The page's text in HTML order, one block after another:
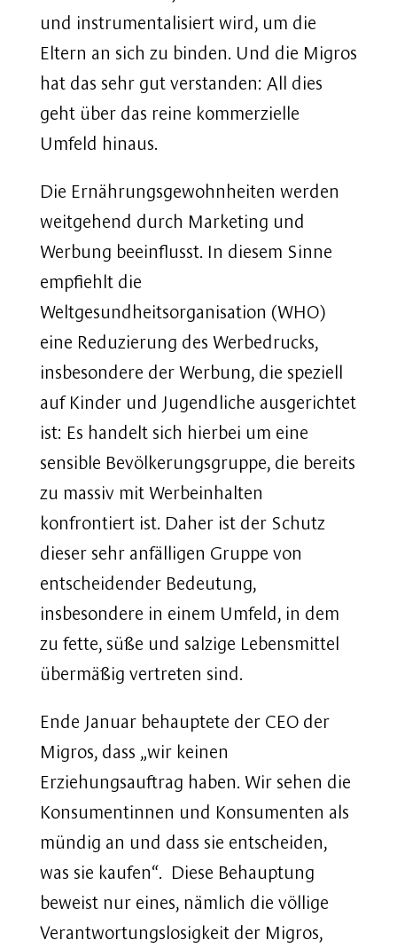
und instrumentalisiert wird, um die
Eltern an sich zu binden. Und die Migros
hat das sehr gut verstanden: All dies
geht über das reine kommerzielle
Umfeld hinaus.
Die Ernährungsgewohnheiten werden
weitgehend durch Marketing und
Werbung beeinflusst. In diesem Sinne
empfiehlt die
Weltgesundheitsorganisation (WHO)
eine Reduzierung des Werbedrucks,
insbesondere der Werbung, die speziell
auf Kinder und Jugendliche ausgerichtet
ist: Es handelt sich hierbei um eine
sensible Bevölkerungsgruppe, die bereits
zu massiv mit Werbeinhalten
konfrontiert ist. Daher ist der Schutz
dieser sehr anfälligen Gruppe von
entscheidender Bedeutung,
insbesondere in einem Umfeld, in dem
zu fette, süße und salzige Lebensmittel
übermäßig vertreten sind.
Ende Januar behauptete der CEO der
Migros, dass „wir keinen
Erziehungsauftrag haben. Wir sehen die
Konsumentinnen und Konsumenten als
mündig an und dass sie entscheiden,
was sie kaufen“. Diese Behauptung
beweist nur eines, nämlich die völlige
Verantwortungslosigkeit der Migros,